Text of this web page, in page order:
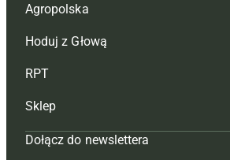
Agropolska
Redakcja
Reklama
Tagi
Mapa serwisu
Hoduj z Głową
Hoduj z głową bydło
Hoduj z głową świnie
Prenumerata
RPT
Redakcja
Prenumerata
Sklep
Czasopisma i prenumerata
Dołącz do newslettera